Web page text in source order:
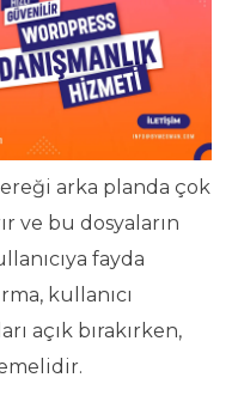
arka planda çok
ve bu dosyaların
fayda
kullanıcı
açık bırakırken,